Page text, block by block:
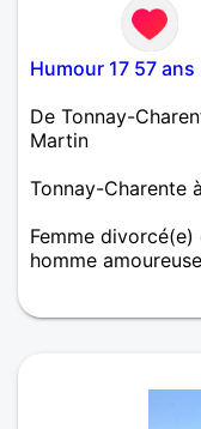
Humour 17 57 ans
De Tonnay-
Martin
Tonnay-Charente
Femme
homme amoureuse
très important